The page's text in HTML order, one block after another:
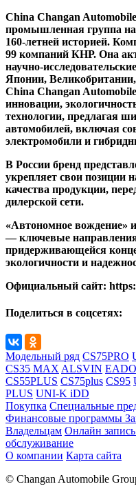
China Changan
промышленная группа
160-летней историей.
99 компаний КНР. Она
научно-
Японии,
China Changan
инновации,
технологии, предлагая
автомобилей, включая
электромобили и
В России бренд
укрепляет свои позиции
качества продукции,
дилерской сети.
«Автономное вождение»
— ключевые
придерживающейся
экологичности и
Официальный сайт:
Поделиться в соцсетях:
Модельный ряд CS75PRO
CS35 MAX ALSVIN
CS55PLUS CS75plus CS95
PLUS UNI-K iDD
Покупка Специальные
Финансовые программы
Владельцам Онлайн
обслуживание
О компании Карта сайта
© Changan Automobile